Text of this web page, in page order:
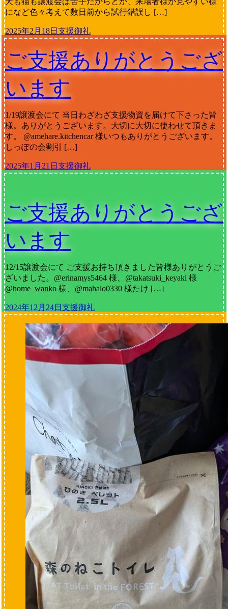
になど色々考えて数日前から試行錯誤し […]
2025年2月18日 支援御礼
ご支援ありがとうござ
います
1/19譲渡会にて 当日わざわざ支援物資を届けて下さった皆
様。ありがとうございます。大切に大切に使わせて頂きま
す。 @amehare.kitchencar 様いつもありがとうございます。
しっぽの会割引 […]
2025年1月21日 支援御礼
ご支援ありがとうござ
います
12/15譲渡会にて ご支援お持ち頂きました皆様ありがとうご
ざいました。@erinamys5464 様、@takatsuki_keyaki 様
@home_wanko 様、@mahalo0330 様たけ […]
2024年12月24日 支援御礼